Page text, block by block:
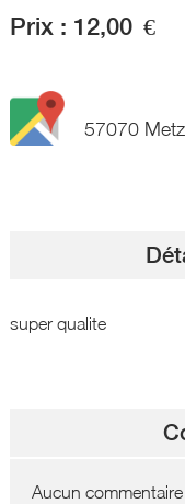
Prix : 12,00 €
57070 Metz
super qualite
Aucun commentaire